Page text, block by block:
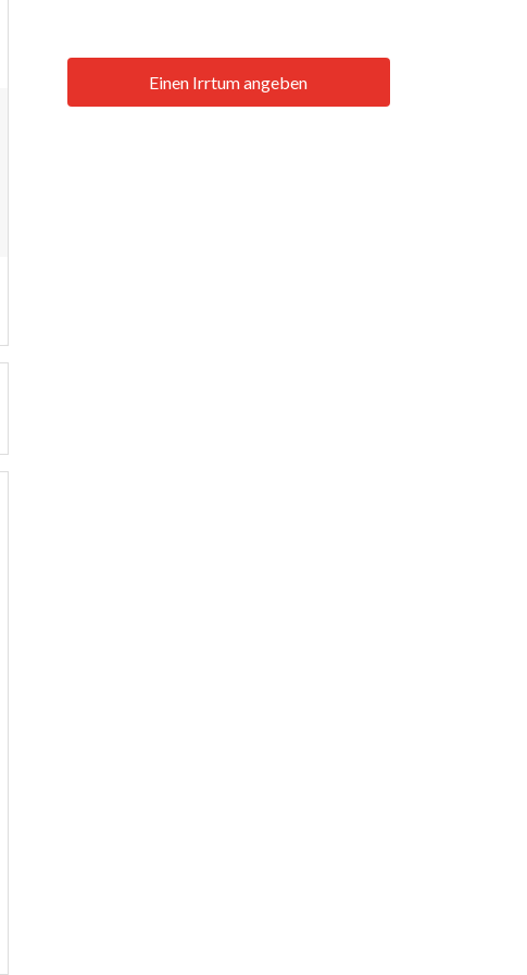
Einen Irrtum angeben